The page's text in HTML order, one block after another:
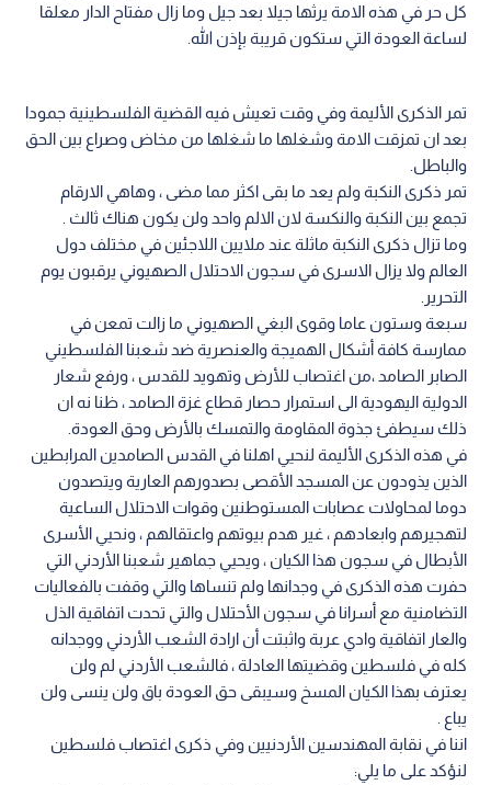
كل حر في هذه الامة يرثها جيلا بعد جيل وما زال مفتاح الدار معلقا
لساعة العودة التي ستكون قريبة بإذن الله.
تمر الذكرى الأليمة وفي وقت تعيش فيه القضية الفلسطينية جمودا
بعد ان تمزقت الامة وشغلها ما شغلها من مخاض وصراع بين الحق
والباطل.
تمر ذكرى النكبة ولم يعد ما بقى اكثر مما مضى ، وهاهي الارقام
تجمع بين النكبة والنكسة لان الالم واحد ولن يكون هناك ثالث .
وما تزال ذكرى النكبة ماثلة عند ملايين اللاجئين في مختلف دول
العالم ولا يزال الاسرى في سجون الاحتلال الصهيوني يرقبون يوم
التحرير.
سبعة وستون عاما وقوى البغي الصهيوني ما زالت تمعن في
ممارسة كافة أشكال الهميجة والعنصرية ضد شعبنا الفلسطيني
الصابر الصامد ،من اغتصاب للأرض وتهويد للقدس ، ورفع شعار
الدولية اليهودية الى استمرار حصار قطاع غزة الصامد ، ظنا نه ان
ذلك سيطفئ جذوة المقاومة والتمسك بالأرض وحق العودة.
في هذه الذكرى الأليمة لنحيي اهلنا في القدس الصامدين المرابطين
الذين يذودون عن المسجد الأقصى بصدورهم العارية ويتصدون
دوما لمحاولات عصابات المستوطنين وقوات الاحتلال الساعية
لتهجيرهم وابعادهم ، غير هدم بيوتهم واعتقالهم ، ونحيي الأسرى
الأبطال في سجون هذا الكيان ، ويحيي جماهير شعبنا الأردني التي
حفرت هذه الذكرى في وجدانها ولم تنساها والتي وقفت بالفعاليات
التضامنية مع أسرانا في سجون الأحتلال والتي تحدت اتفاقية الذل
والعار اتفاقية وادي عربة واثبتت أن ارادة الشعب الأردني ووجدانه
كله في فلسطين وقضيتها العادلة ، فالشعب الأردني لم ولن
يعترف بهذا الكيان المسخ وسيبقى حق العودة باق ولن ينسى ولن
يباع .
اننا في نقابة المهندسين الأردنيين وفي ذكرى اغتصاب فلسطين
لنؤكد على ما يلي: